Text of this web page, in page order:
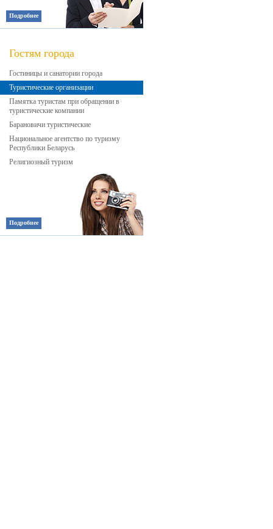
Подробнее
Гостям города
Гостиницы и санатории города
Туристические организации
Памятка туристам при обращении в
туристические компании
Барановичи туристические
Национальное агентство по туризму
Республики Беларусь
Религиозный туризм
Подробнее